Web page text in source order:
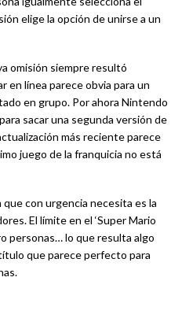
elige la opción de unirse a un
omisión siempre resultó
en línea parece obvia para un
en grupo. Por ahora Nintendo
sacar una segunda versión de
más reciente parece
juego de la franquicia no está
con urgencia necesita es la
El límite en el ‘Super Mario
personas… lo que resulta algo
que parece perfecto para